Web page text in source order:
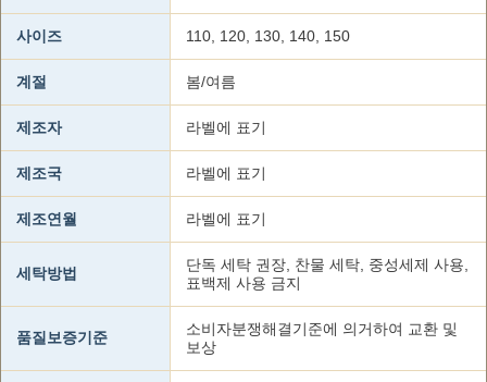
사이즈 110, 120, 130, 140, 150
계절 봄/여름
제조자 라벨에 표기
제조국 라벨에 표기
제조연월 라벨에 표기
세탁방법
단독 세탁 권장, 찬물 세탁, 중성세제 사용,
표백제 사용 금지
품질보증기준
소비자분쟁해결기준에 의거하여 교환 및
보상